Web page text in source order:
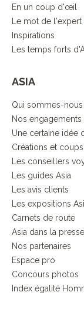
En un coup d'œil
Le mot de l'expert
Inspirations
Les temps forts
ASIA
Qui sommes-nous
Nos engagements
Une certaine idée
Créations et
Les conseillers
Les guides Asia
Les avis clients
Les expositions
Carnets de route
Asia dans la presse
Nos partenaires
Espace pro
Concours photos
Index égalité